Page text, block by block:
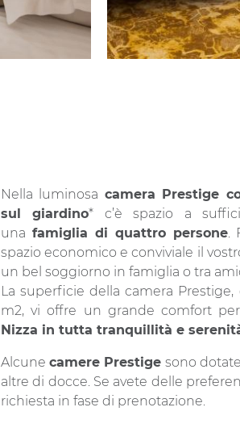
Nella luminosa camera Prestige
sul giardino* c’è spazio a
una famiglia di quattro persone.
spazio economico e conviviale il
un bel soggiorno in famiglia o tra
La superficie della camera
m2, vi offre un grande comfort
Nizza in tutta tranquillità e
Alcunecamere Prestige sono
altre di docce. Se avete delle
richiesta in fase di prenotazione.